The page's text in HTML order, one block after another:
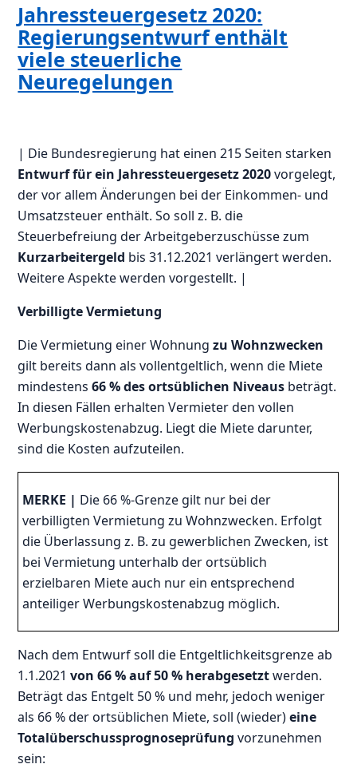
Jahressteuergesetz 2020:
Regierungsentwurf enthält
viele steuerliche
Neuregelungen
| Die Bundesregierung hat einen 215 Seiten starken
Entwurf für ein Jahressteuergesetz 2020vorgelegt,
der vor allem Änderungen bei der Einkommen- und
Umsatzsteuer enthält. So soll z. B. die
Steuerbefreiung der Arbeitgeberzuschüsse zum
Kurzarbeitergeld bis 31.12.2021 verlängert werden.
Weitere Aspekte werden vorgestellt. |
Verbilligte Vermietung
Die Vermietung einer Wohnungzu Wohnzwecken
gilt bereits dann als vollentgeltlich, wenn die Miete
mindestens66 % des ortsüblichen Niveaus beträgt.
In diesen Fällen erhalten Vermieter den vollen
Werbungskostenabzug. Liegt die Miete darunter,
sind die Kosten aufzuteilen.
MERKE | Die 66 %-Grenze gilt nur bei der
verbilligten Vermietung zu Wohnzwecken. Erfolgt
die Überlassung z. B. zu gewerblichen Zwecken, ist
bei Vermietung unterhalb der ortsüblich
erzielbaren Miete auch nur ein entsprechend
anteiliger Werbungskostenabzug möglich.
Nach dem Entwurf soll die Entgeltlichkeitsgrenze ab
1.1.2021von 66 % auf 50 % herabgesetztwerden.
Beträgt das Entgelt 50 % und mehr, jedoch weniger
als 66 % der ortsüblichen Miete, soll (wieder)eine
Totalüberschussprognoseprüfung vorzunehmen
sein: